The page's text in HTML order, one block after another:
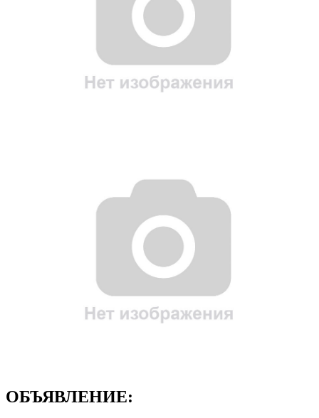
ОБЪЯВЛЕНИЕ: